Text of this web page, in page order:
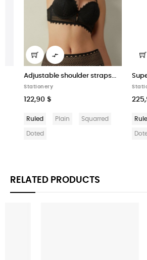

Adjustable shoulder straps...
Stationery
122,90 $
Ruled Plain Squarred
Doted
Super
Stationery
225,90
Ruled
Doted
RELATED PRODUCTS